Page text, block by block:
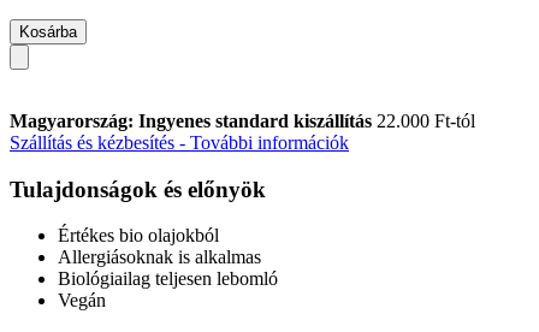
Kosárba
Magyarország: Ingyenes standard kiszállítás 22.000 Ft-tól
Szállítás és kézbesítés - További információk
Tulajdonságok és előnyök
Értékes bio olajokból
Allergiásoknak is alkalmas
Biológiailag teljesen lebomló
Vegán